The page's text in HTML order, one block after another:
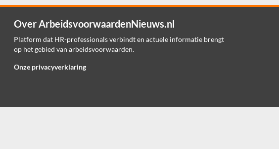
Over ArbeidsvoorwaardenNieuws.nl
Platform dat HR-professionals verbindt en actuele informatie brengt
op het gebied van arbeidsvoorwaarden.
Onze privacyverklaring